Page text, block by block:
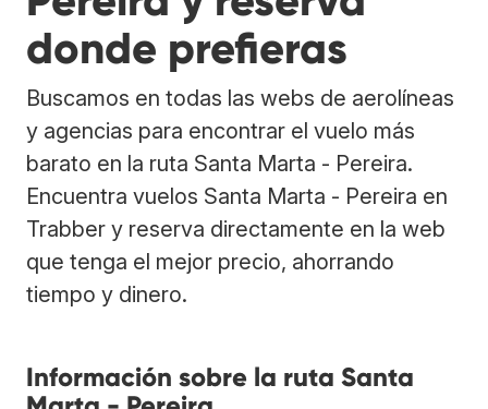
donde prefieras
Buscamos en todas las webs de aerolíneas
y agencias para encontrar el vuelo más
barato en la ruta Santa Marta - Pereira.
Encuentra vuelos Santa Marta - Pereira en
Trabber y reserva directamente en la web
que tenga el mejor precio, ahorrando
tiempo y dinero.
Información sobre la ruta Santa